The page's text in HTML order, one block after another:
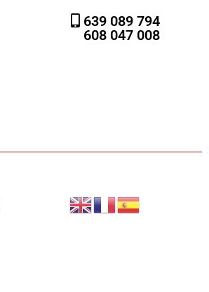
639 089 794
608 047 008